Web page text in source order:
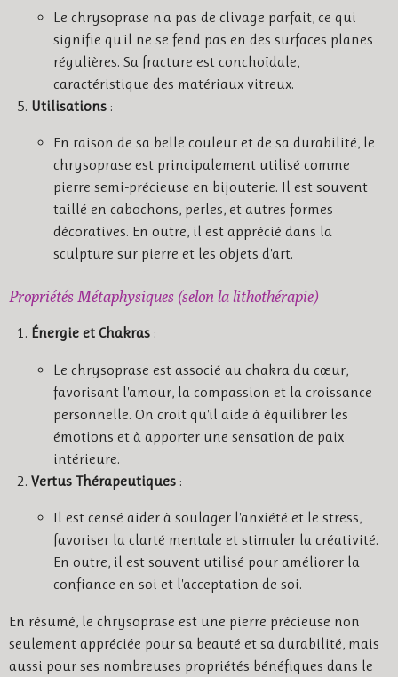
Le chrysoprase n'a pas de clivage parfait, ce qui
signifie qu'il ne se fend pas en des surfaces planes
régulières. Sa fracture est conchoïdale,
caractéristique des matériaux vitreux.
Utilisations :
En raison de sa belle couleur et de sa durabilité, le
chrysoprase est principalement utilisé comme
pierre semi-précieuse en bijouterie. Il est souvent
taillé en cabochons, perles, et autres formes
décoratives. En outre, il est apprécié dans la
sculpture sur pierre et les objets d'art.
Propriétés Métaphysiques (selon la lithothérapie)
Énergie et Chakras :
Le chrysoprase est associé au chakra du cœur,
favorisant l'amour, la compassion et la croissance
personnelle. On croit qu'il aide à équilibrer les
émotions et à apporter une sensation de paix
intérieure.
Vertus Thérapeutiques :
Il est censé aider à soulager l'anxiété et le stress,
favoriser la clarté mentale et stimuler la créativité.
En outre, il est souvent utilisé pour améliorer la
confiance en soi et l'acceptation de soi.
En résumé, le chrysoprase est une pierre précieuse non
seulement appréciée pour sa beauté et sa durabilité, mais
aussi pour ses nombreuses propriétés bénéfiques dans le